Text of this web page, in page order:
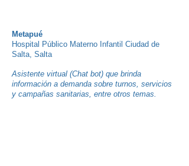
Metapué
Hospital Público Materno Infantil Ciudad de
Salta, Salta
Asistente virtual (Chat bot) que brinda
información a demanda sobre turnos, servicios
y campañas sanitarias, entre otros temas.